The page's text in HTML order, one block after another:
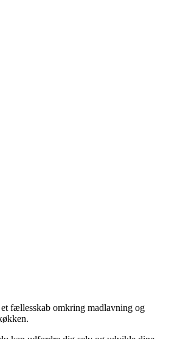
fællesskab omkring madlavning og